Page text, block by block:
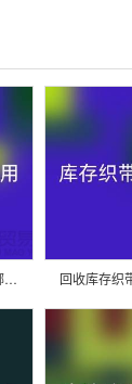
库存织带回收公司把织带卖到哪里_上海腾布贸易有限公司